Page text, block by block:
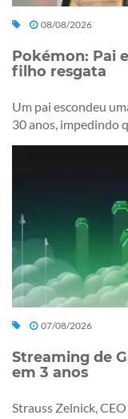
08/08/2026
Pokémon: Pai
filho resgata
Um pai escondeu
30 anos, impedindo
07/08/2026
Streaming de
em 3 anos
Strauss Zelnick,